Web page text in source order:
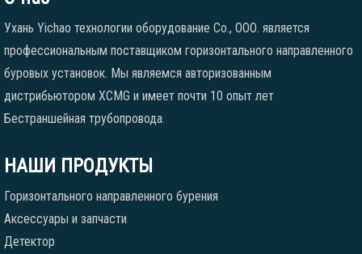
Ухань Yichao технологии оборудование Co., ООО. является
профессиональным поставщиком горизонтального направленного
буровых установок. Мы являемся авторизованным
дистрибьютором XCMG и имеет почти 10 опыт лет
Бестраншейная трубопровода.
НАШИ ПРОДУКТЫ
Горизонтального направленного бурения
Аксессуары и запчасти
Детектор